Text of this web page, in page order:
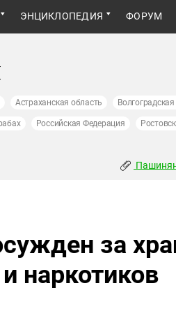
ЭНЦИКЛОПЕДИЯ ФОРУМ
Астраханская область
Российская Федерация
за
наркотиков